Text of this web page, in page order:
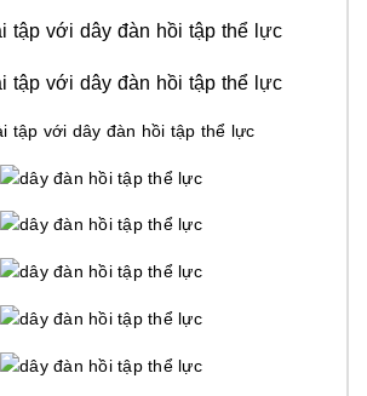
tập với dây đàn hồi tập thể lực